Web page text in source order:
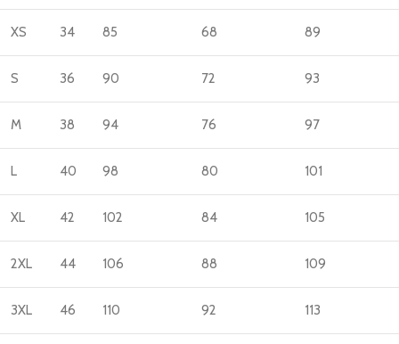
XS 34 85 68 89
S 36 90 72 93
M 38 94 76 97
L 40 98 80 101
XL 42 102 84 105
2XL 44 106 88 109
3XL 46 110 92 113